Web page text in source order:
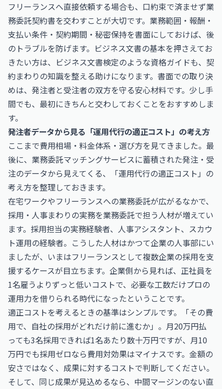
フリーランスへ直接依頼する場合も、口約束で済ませず業
務委託契約書を交わすことが大切です。業務範囲・報酬・
支払い条件・契約期間・秘密保持を書面にしておけば、後
のトラブルを防げます。ビジネス文書の基本を押さえてお
きたい方は、 ビジネス文書検定のような資格ガイドも、契
約まわりの知識を整える助けになります。書面での取り決
めは、発注者と受注者の双方を守る安心材料です。少し手
間でも、最初にきちんと交わしておくことをおすすめしま
す。
発注者データから見る「運用代行の適正コスト」の考え方
ここまで費用相場・料金体系・選び方を見てきました。最
後に、業務委託マッチングサービスに蓄積された発注・受
注のデータから見えてくる、「運用代行の適正コスト」の
考え方を整理しておきます。
在宅ワークやフリーランスへの業務委託が広がるなかで、
採用・人事まわりの実務を業務委託で担う人材が増えてい
ます。採用担当の実務経験者、人事アシスタント、スカウ
ト運用の経験者。こうした人材はかつて企業の人事部にい
ましたが、いまはフリーランスとして複数企業の採用を支
援するケースが目立ちます。企業側から見れば、正社員を
1名雇うよりずっと低いコストで、必要な工数だけプロの
運用力を借りられる時代になったということです。
適正コストを考えるときの基準はシンプルです。「その費
用で、自社の採用がどれだけ前に進むか」。月20万円払
っても3名採用できれば1名あたり数十万円ですが、月10
万円でも採用ゼロなら費用対効果はマイナスです。金額の
安さではなく、成果に対するコストで判断してください。
そして、同じ成果が見込めるなら、中間マージンのない直